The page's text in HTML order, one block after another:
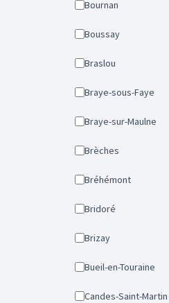
Bournan
Boussay
Braslou
Braye-sous-Faye
Braye-sur-Maulne
Brèches
Bréhémont
Bridoré
Brizay
Bueil-en-Touraine
Candes-Saint-Martin